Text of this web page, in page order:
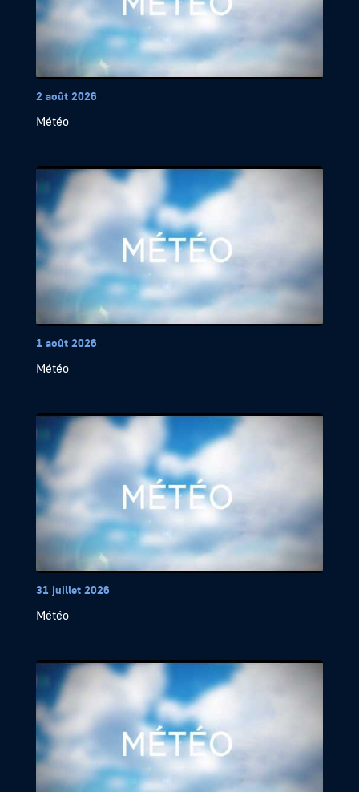
2 août 2026
Météo
1 août 2026
Météo
31 juillet 2026
Météo